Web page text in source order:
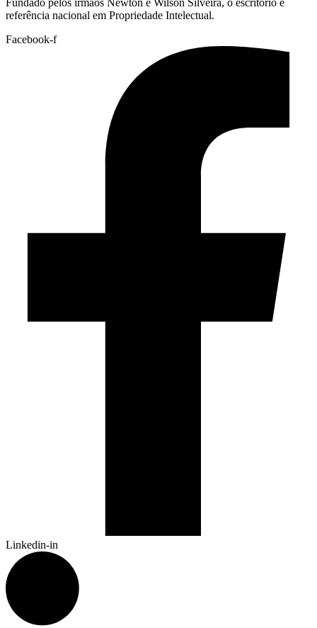
Fundado pelos irmãos Newton e Wilson Silveira, o escritório é
referência nacional em Propriedade Intelectual.
Facebook-f
Linkedin-in